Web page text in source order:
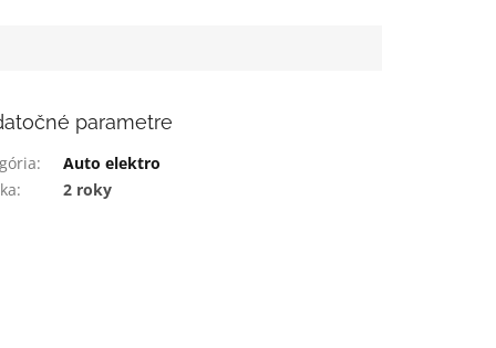
parametre
:
Auto elektro
: 2 roky